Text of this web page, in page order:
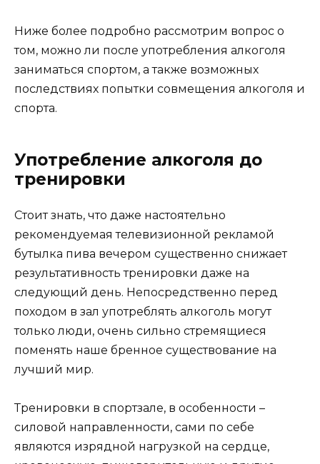
Ниже более подробно рассмотрим вопрос о
том, можно ли после употребления алкоголя
заниматься спортом, а также возможных
последствиях попытки совмещения алкоголя и
спорта.
Употребление алкоголя до
тренировки
Стоит знать, что даже настоятельно
рекомендуемая телевизионной рекламой
бутылка пива вечером существенно снижает
результативность тренировки даже на
следующий день. Непосредственно перед
походом в зал употреблять алкоголь могут
только люди, очень сильно стремящиеся
поменять наше бренное существование на
лучший мир.
Тренировки в спортзале, в особенности –
силовой направленности, сами по себе
являются изрядной нагрузкой на сердце,